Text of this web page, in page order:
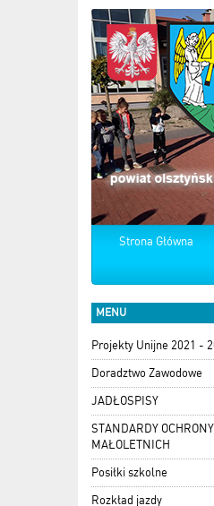
Strona Główna
MENU
Projekty Unijne 2021 -
Doradztwo Zawodowe
JADŁOSPISY
STANDARDY OCHRONY
MAŁOLETNICH
Posiłki szkolne
Rozkład jazdy